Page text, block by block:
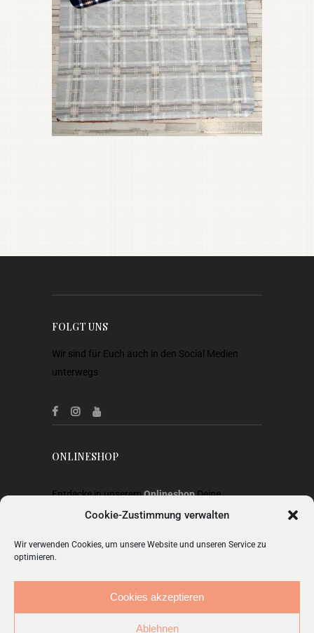
Cookie-Zustimmung verwalten
Wir verwenden Cookies, um unsere Website und unseren Service zu
optimieren.
Cookies akzeptieren
Ablehnen
FOLGT UNS
Wir sind für Euch auch in den Social Medien
unterwegs
ONLINESHOP
Entdecke in unseremOnlineshopDeine
Lieblingsstücke aus Heimtextilien, Gardinen,
Mode.